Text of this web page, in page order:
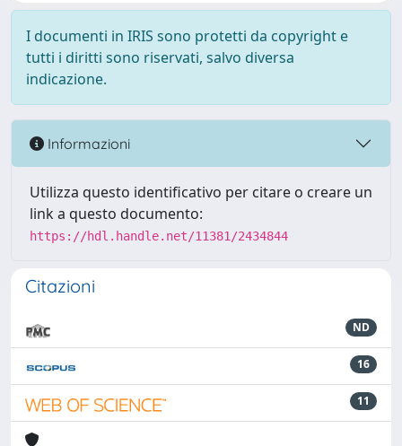
I documenti in IRIS sono protetti da copyright e
tutti i diritti sono riservati, salvo diversa
indicazione.
Informazioni
Utilizza questo identificativo per citare o creare un
link a questo documento:
https://hdl.handle.net/11381/2434844
Citazioni
ND
16
11